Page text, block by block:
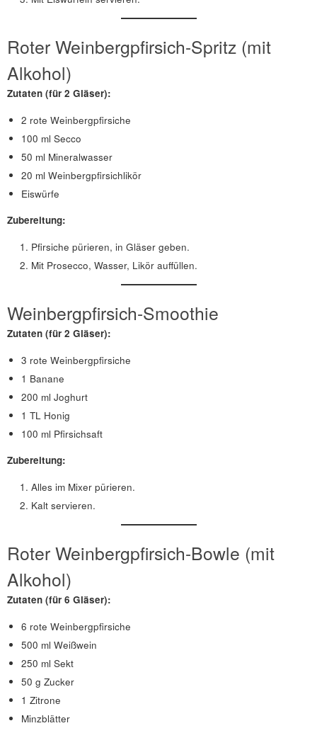
Roter Weinbergpfirsich-Spritz (mit
Alkohol)
Zutaten (für 2 Gläser):
2 rote Weinbergpfirsiche
100 ml Secco
50 ml Mineralwasser
20 ml Weinbergpfirsichlikör
Eiswürfe
Zubereitung:
Pfirsiche pürieren, in Gläser geben.
Mit Prosecco, Wasser, Likör auffüllen.
Weinbergpfirsich-Smoothie
Zutaten (für 2 Gläser):
3 rote Weinbergpfirsiche
1 Banane
200 ml Joghurt
1 TL Honig
100 ml Pfirsichsaft
Zubereitung:
Alles im Mixer pürieren.
Kalt servieren.
Roter Weinbergpfirsich-Bowle (mit
Alkohol)
Zutaten (für 6 Gläser):
6 rote Weinbergpfirsiche
500 ml Weißwein
250 ml Sekt
50 g Zucker
1 Zitrone
Minzblätter